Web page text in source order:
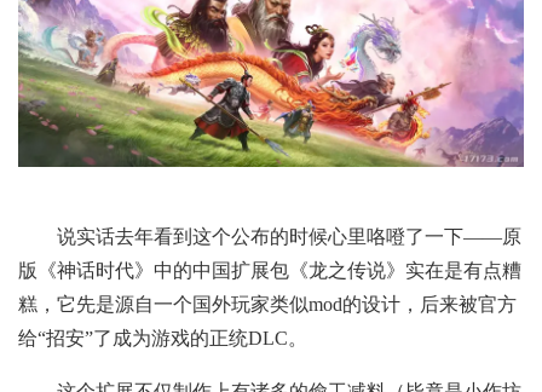
说实话去年看到这个公布的时候心里咯噔了一下——原
版《神话时代》中的中国扩展包《龙之传说》实在是有点糟
糕，它先是源自一个国外玩家类似mod的设计，后来被官方
给“招安”了成为游戏的正统DLC。